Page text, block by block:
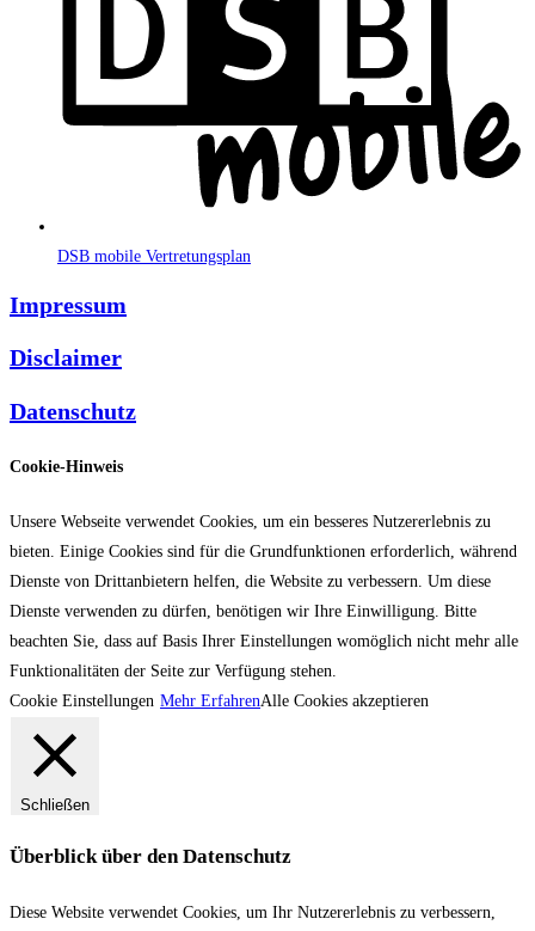
DSB mobile Vertretungsplan
Impressum
Disclaimer
Datenschutz
Cookie-Hinweis
Unsere Webseite verwendet Cookies, um ein besseres Nutzererlebnis zu
bieten. Einige Cookies sind für die Grundfunktionen erforderlich, während
Dienste von Drittanbietern helfen, die Website zu verbessern. Um diese
Dienste verwenden zu dürfen, benötigen wir Ihre Einwilligung. Bitte
beachten Sie, dass auf Basis Ihrer Einstellungen womöglich nicht mehr alle
Funktionalitäten der Seite zur Verfügung stehen.
Cookie Einstellungen Mehr ErfahrenAlle Cookies akzeptieren
Schließen
Überblick über den Datenschutz
Diese Website verwendet Cookies, um Ihr Nutzererlebnis zu verbessern,